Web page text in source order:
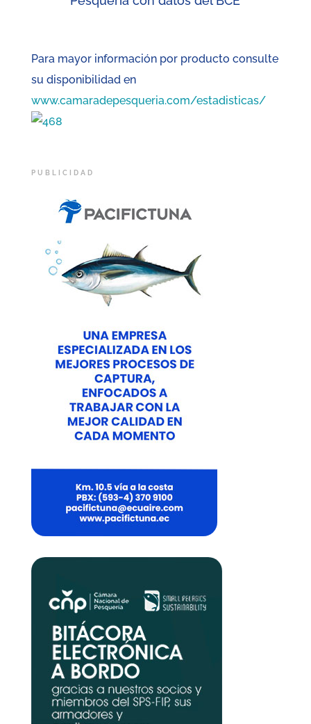
Para mayor información por producto consulte
su disponibilidad en
www.camaradepesqueria.com/estadisticas/